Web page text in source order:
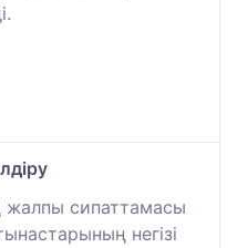
сипаттамасы
негізі